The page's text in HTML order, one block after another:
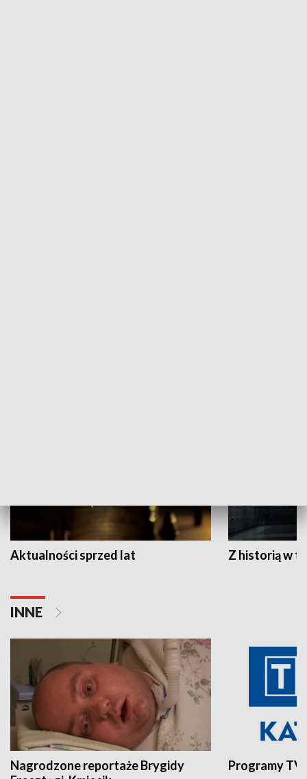
Aktualności sprzed lat Z historią w
INNE
Nagrodzone reportaże Brygidy
Programy